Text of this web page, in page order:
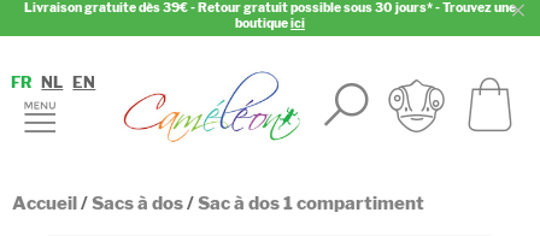
Livraison gratuite dès 39€ - Retour gratuit possible sous 30 jours* - Trouvez une
boutiqueici
FR NL EN
Accueil/Sacs à dos/Sac à dos 1 compartiment